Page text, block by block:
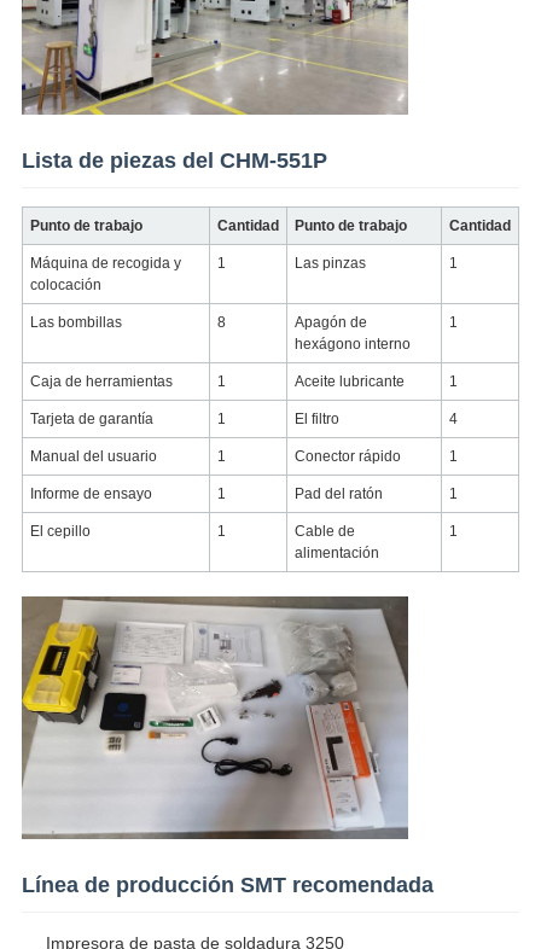
Lista de piezas del CHM-551P
Punto de trabajo Cantidad Punto de trabajo Cantidad
Máquina de recogida y
colocación
1 Las pinzas 1
Las bombillas 8
Apagón de
hexágono interno
1
Caja de herramientas 1 Aceite lubricante 1
Tarjeta de garantía 1 El filtro 4
Manual del usuario 1 Conector rápido 1
Informe de ensayo 1 Pad del ratón 1
El cepillo 1
Cable de
alimentación
1
Línea de producción SMT recomendada
Impresora de pasta de soldadura 3250